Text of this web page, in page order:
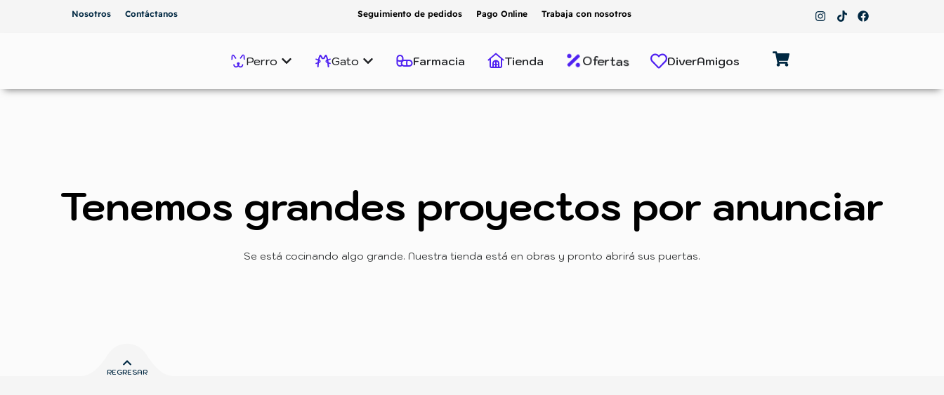
Nosotros Contáctanos Seguimiento de pedidos Pago Online Trabaja con nosotros
Perro Gato Farmacia Tienda Ofertas DiverAmigos
Tenemos grandes proyectos por anunciar
Se está cocinando algo grande. Nuestra tienda está en obras y pronto abrirá sus puertas.
REGRESAR